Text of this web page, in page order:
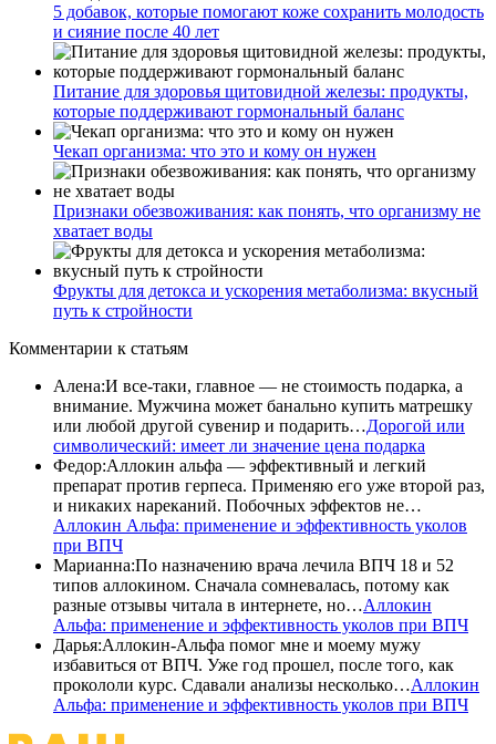
5 добавок, которые помогают коже сохранить молодость
и сияние после 40 лет
Питание для здоровья щитовидной железы: продукты,
которые поддерживают гормональный баланс
Чекап организма: что это и кому он нужен
Признаки обезвоживания: как понять, что организму не
хватает воды
Фрукты для детокса и ускорения метаболизма: вкусный
путь к стройности
Комментарии к статьям
Алена:И все-таки, главное — не стоимость подарка, а
внимание. Мужчина может банально купить матрешку
или любой другой сувенир и подарить…Дорогой или
символический: имеет ли значение цена подарка
Федор:Аллокин альфа — эффективный и легкий
препарат против герпеса. Применяю его уже второй раз,
и никаких нареканий. Побочных эффектов не…
Аллокин Альфа: применение и эффективность уколов
при ВПЧ
Марианна:По назначению врача лечила ВПЧ 18 и 52
типов аллокином. Сначала сомневалась, потому как
разные отзывы читала в интернете, но…Аллокин
Альфа: применение и эффективность уколов при ВПЧ
Дарья:Аллокин-Альфа помог мне и моему мужу
избавиться от ВПЧ. Уже год прошел, после того, как
прокололи курс. Сдавали анализы несколько…Аллокин
Альфа: применение и эффективность уколов при ВПЧ